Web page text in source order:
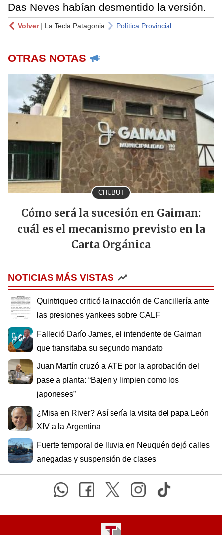
Das Neves habían desmentido la versión.
Volver| La Tecla Patagonia Política Provincial
OTRAS NOTAS
CHUBUT
Cómo será la sucesión en Gaiman:
cuál es el mecanismo previsto en la
Carta Orgánica
NOTICIAS MÁS VISTAS
Quintriqueo criticó la inacción de Cancillería ante
las presiones yankees sobre CALF
Falleció Darío James, el intendente de Gaiman
que transitaba su segundo mandato
Juan Martín cruzó a ATE por la aprobación del
pase a planta: “Bajen y limpien como los
japoneses”
¿Misa en River? Así sería la visita del papa León
XIV a la Argentina
Fuerte temporal de lluvia en Neuquén dejó calles
anegadas y suspensión de clases